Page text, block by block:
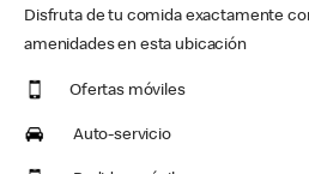
Disfruta de tu comida exactamente
amenidades en esta ubicación
Ofertas móviles
Auto-servicio